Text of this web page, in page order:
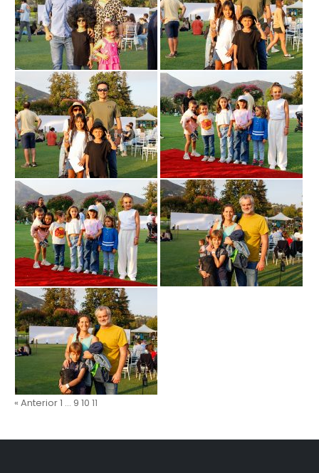
« Anterior1 … 9 10 11